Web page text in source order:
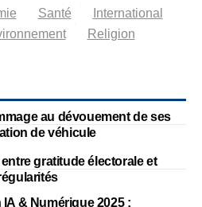
Santé
International
Religion
au dévouement de ses
de véhicule
gratitude électorale et
& Numérique 2025 :